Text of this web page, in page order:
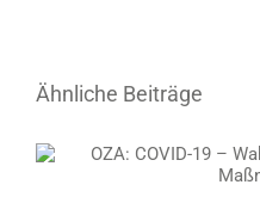
Ähnliche Beiträge